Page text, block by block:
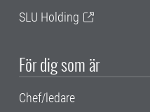
SLU Holding
För dig som är
Chef/ledare